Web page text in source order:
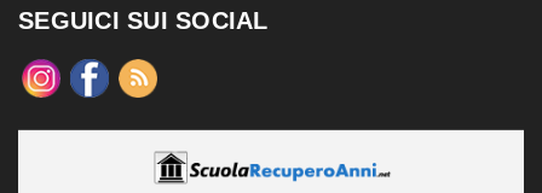
SEGUICI SUI SOCIAL